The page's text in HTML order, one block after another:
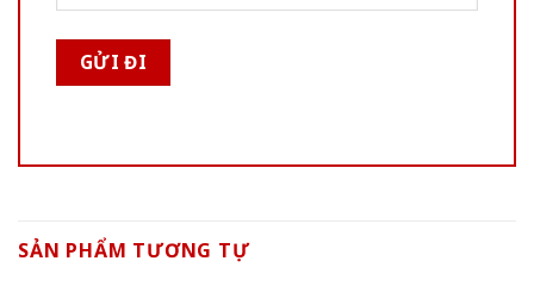
SẢN PHẨM TƯƠNG TỰ